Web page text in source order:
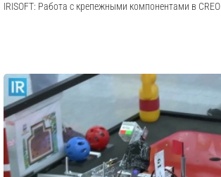
IRISOFT: Работа с крепежными компонентами в CREO